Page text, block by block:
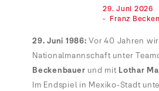
29. Juni 1986: Vor 40 Jahren
Nationalmannschaft unter
Beckenbauer und mit Lothar
Im Endspiel in Mexiko-Stadt